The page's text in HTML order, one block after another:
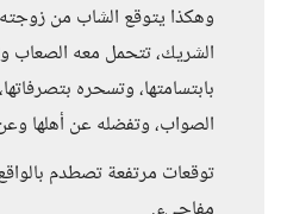
وهكذا يتوقع الشاب من
الشريك، تتحمل معه الصعاب
بابتسامتها، وتسحره
الصواب، وتفضله عن أهلها
توقعات مرتفعة تصطدم